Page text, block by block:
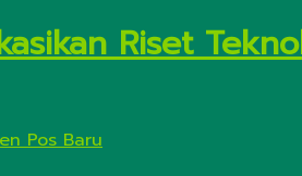
Riset